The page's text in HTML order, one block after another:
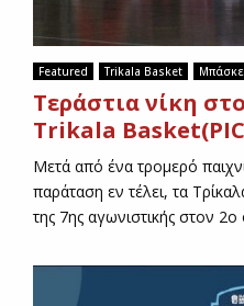
Featured Trikala Basket
Τεράστια νίκη
Trikala
Μετά από ένα τρομερό
παράταση εν τέλει, τα
της 7ης αγωνιστικής στον 2ο